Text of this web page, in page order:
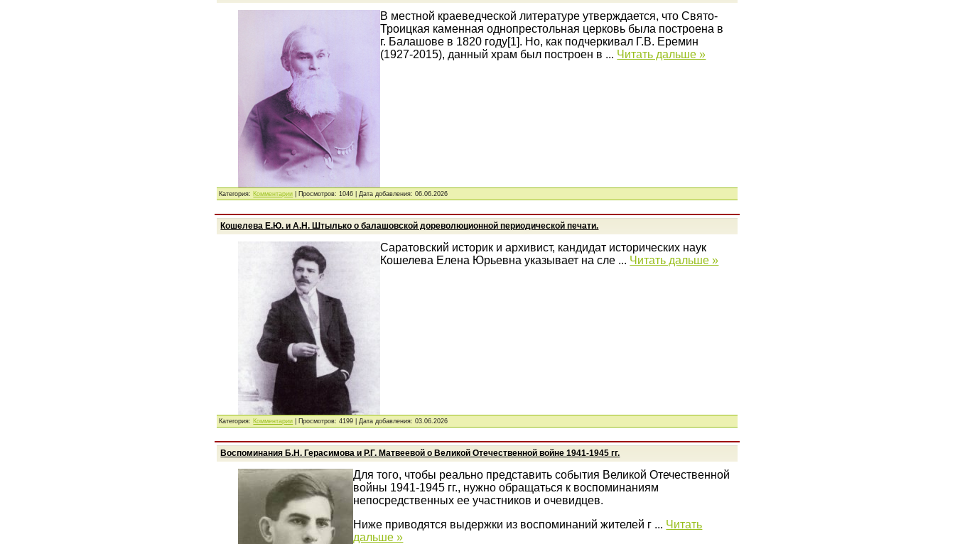
В местной краеведческой литературе утверждается, что Свято-
Троицкая каменная однопрестольная церковь была построена в
г. Балашове в 1820 году[1]. Но, как подчеркивал Г.В. Еремин
(1927-2015), данный храм был построен в ... Читать дальше »
Категория: Комментарии | Просмотров: 1046 | Дата добавления:06.06.2026
Кошелева Е.Ю. и А.Н. Штылько о балашовской дореволюционной периодической печати.
Саратовский историк и архивист, кандидат исторических наук
Кошелева Елена Юрьевна указывает на сле ... Читать дальше »
Категория: Комментарии | Просмотров: 4199 | Дата добавления:03.06.2026
Воспоминания Б.Н. Герасимова и Р.Г. Матвеевой о Великой Отечественной войне 1941-1945 гг.
Для того, чтобы реально представить события Великой Отечественной
войны 1941-1945 гг., нужно обращаться к воспоминаниям
непосредственных ее участников и очевидцев.
Ниже приводятся выдержки из воспоминаний жителей г ... Читать
дальше »